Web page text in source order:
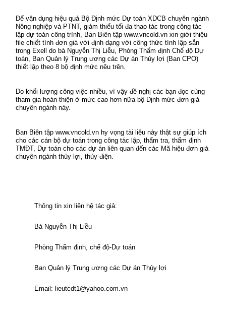
Để vận dụng hiệu quả Bộ Định mức Dự toán XDCB chuyên ngành
Nông nghiệp và PTNT, giảm thiểu tối đa thao tác trong công tác
lập dự toán công trình, Ban Biên tập www.vncold.vn xin giới thiệu
file chiết tính đơn giá với định dạng với công thức tính lập sẵn
trong Exell do bà Nguyễn Thị Liễu, Phòng Thẩm định Chế độ Dự
toán, Ban Quản lý Trung ương các Dự án Thủy lợi (Ban CPO)
thiết lập theo 8 bộ định mức nêu trên.
Do khối lượng công việc nhiều, vì vậy đề nghị các bạn đọc cùng
tham gia hoàn thiện ở mức cao hơn nữa bộ Định mức đơn giá
chuyên ngành này.
Ban Biên tập www.vncold.vn hy vọng tài liệu này thật sự giúp ích
cho các cán bộ dự toán trong công tác lập, thẩm tra, thẩm định
TMĐT, Dự toán cho các dự án liên quan đến các Mã hiệu đơn giá
chuyên ngành thủy lợi, thủy điện.
Thông tin xin liên hệ tác giả:
Bà Nguyễn Thị Liễu
Phòng Thẩm định, chế độ-Dự toán
Ban Quản lý Trung ương các Dự án Thủy lợi
Email: lieutcdt1@yahoo.com.vn